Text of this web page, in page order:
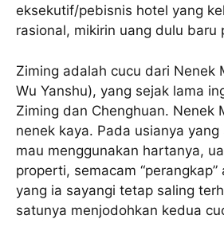
eksekutif/pebisnis hotel yang
rasional, mikirin uang dulu baru
Ziming adalah cucu dari Nenek
Wu Yanshu), yang sejak lama
Ziming dan Chenghuan. Nenek
nenek kaya. Pada usianya
mau menggunakan hartanya,
properti, semacam
yang ia sayangi tetap saling
satunya menjodohkan kedua